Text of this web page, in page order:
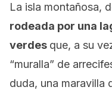
La isla montañosa,
rodeada por una
verdes que, a su
“muralla” de
duda, una maravilla